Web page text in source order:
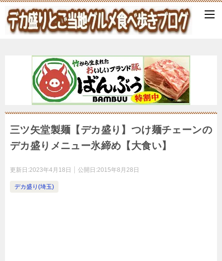
三ツ矢堂製麺【デカ盛り】つけ麺チェーンの
デカ盛りメニュー氷締め【大食い】
更新日:2023年4月18日 公開日:2015年8月28日
デカ盛り(埼玉)